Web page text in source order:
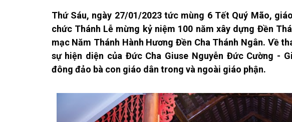
Thứ Sáu, ngày 27/01/2023 tức mùng 6 Tết Quý Mão,
chức Thánh Lễ mừng kỷ niệm 100 năm xây dựng Đền
mạc Năm Thánh Hành Hương Đền Cha Thánh Ngân. Về
sự hiện diện của Đức Cha Giuse Nguyễn Đức Cường -
đông đảo bà con giáo dân trong và ngoài giáo phận.